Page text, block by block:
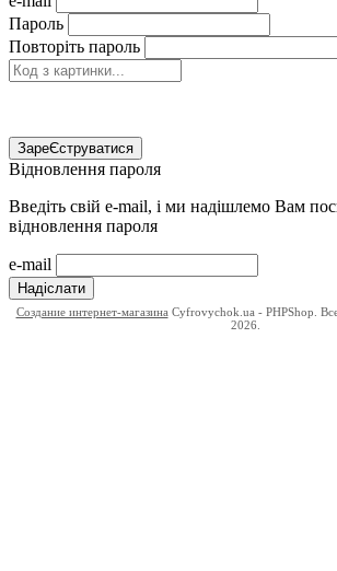
Пароль
Повторіть пароль
ЗареЄструватися
Відновлення пароля
Введіть свій e-mail, і ми надішлемо Вам
відновлення пароля
e-mail
Надіслати
Создание интернет-магазина Cyfrovychok.ua - PHPShop.
2026.